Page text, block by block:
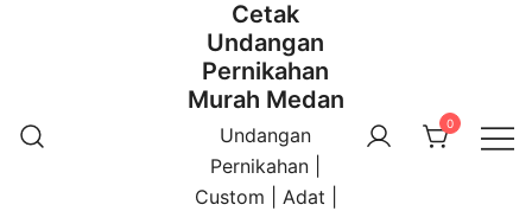
Cetak
Undangan
Pernikahan
Murah Medan
Undangan
Pernikahan |
Custom | Adat |
0